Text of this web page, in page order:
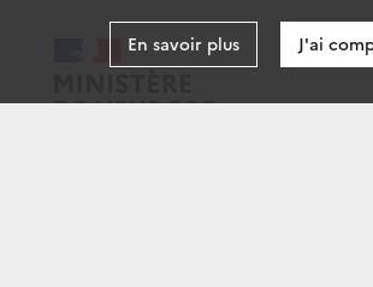
En savoir plus J'ai